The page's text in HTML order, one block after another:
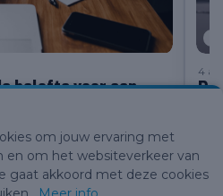
om jouw ervaring met
en om het websiteverkeer van
gaat akkoord met deze cookies
belofte voor een
en de uitdagingen
e...
4
De